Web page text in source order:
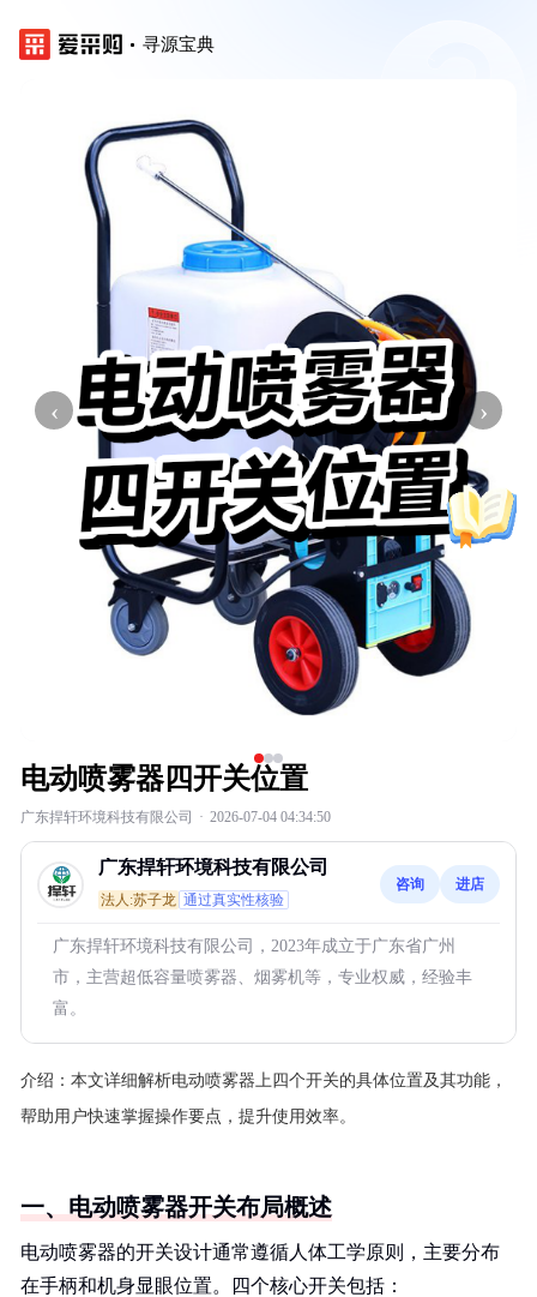
寻源宝典
‹ ›
电动喷雾器四开关位置
广东捍轩环境科技有限公司 · 2026-07-04 04:34:50
广东捍轩环境科技有限公司
法人:苏子龙 通过真实性核验
咨询 进店
广东捍轩环境科技有限公司，2023年成立于广东省广州
市，主营超低容量喷雾器、烟雾机等，专业权威，经验丰
富。
介绍： 本文详细解析电动喷雾器上四个开关的具体位置及其功能，
帮助用户快速掌握操作要点，提升使用效率。
一、电动喷雾器开关布局概述
电动喷雾器的开关设计通常遵循人体工学原则，主要分布
在手柄和机身显眼位置。四个核心开关包括：